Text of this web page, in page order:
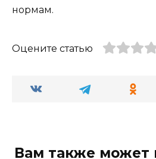
нормам.
Оцените статью
Вам также может